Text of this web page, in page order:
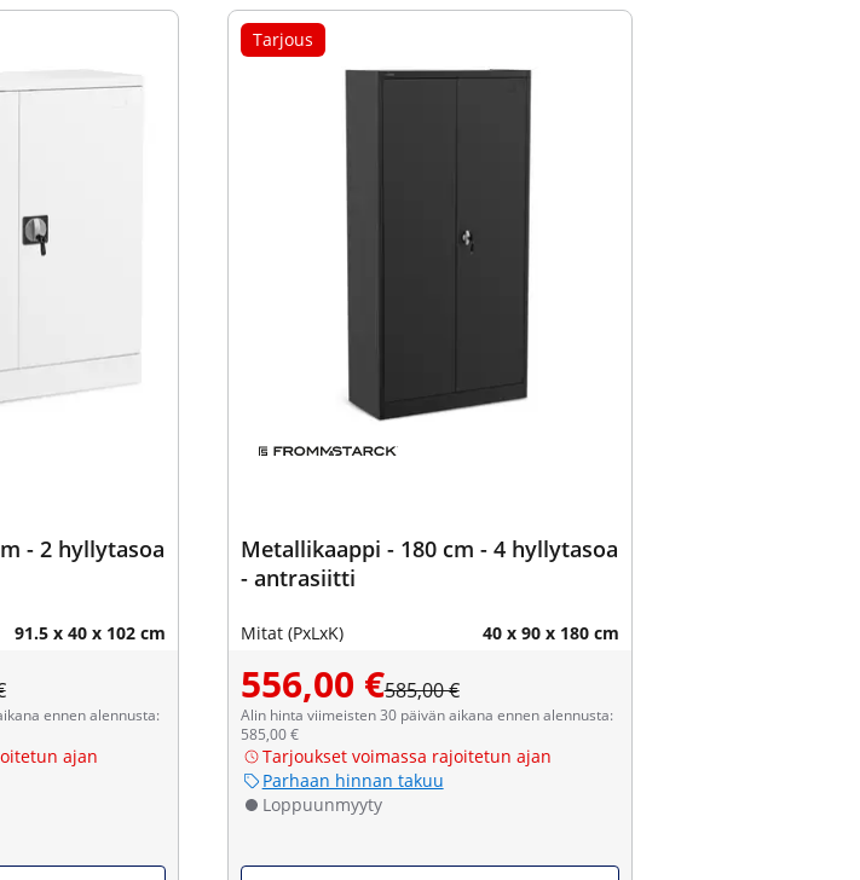
- 2 hyllytasoa
91.5 x 40 x 102 cm
ennen alennusta:
ajan
Tarjous
Metallikaappi - 180 cm - 4 hyllytasoa
- antrasiitti
Mitat (PxLxK) 40 x 90 x 180 cm
556,00 €585,00 €
Alin hinta viimeisten 30 päivän aikana ennen alennusta:
585,00 €
Tarjoukset voimassa rajoitetun ajan
Parhaan hinnan takuu
Loppuunmyyty